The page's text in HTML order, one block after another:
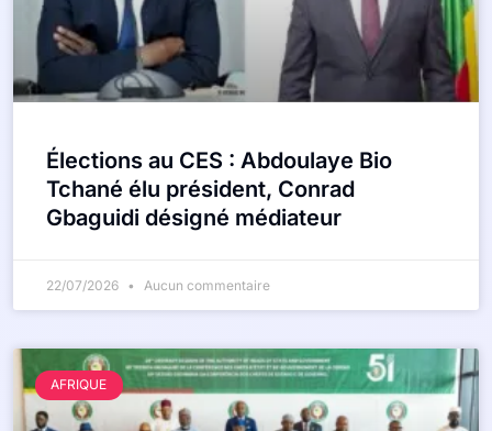
Élections au CES : Abdoulaye Bio
Tchané élu président, Conrad
Gbaguidi désigné médiateur
22/07/2026 Aucun commentaire
AFRIQUE